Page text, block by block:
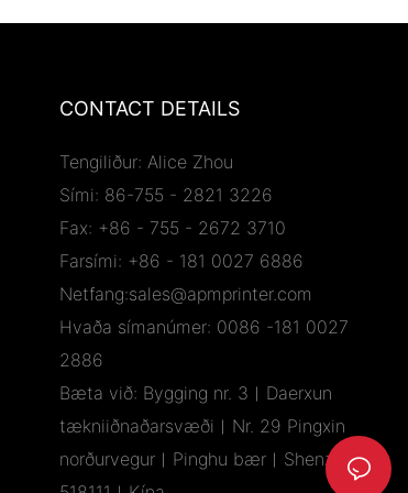
CONTACT DETAILS
Tengiliður: Alice Zhou
Sími: 86-755 - 2821 3226
Fax: +86 - 755 - 2672 3710
Farsími: +86 - 181 0027 6886
Netfang:sales@apmprinter.com
Hvaða símanúmer: 0086 -181 0027
2886
Bæta við: Bygging nr. 3︱Daerxun
tækniiðnaðarsvæði︱Nr. 29 Pingxin
norðurvegur︱Pinghu bær︱Shenzhen